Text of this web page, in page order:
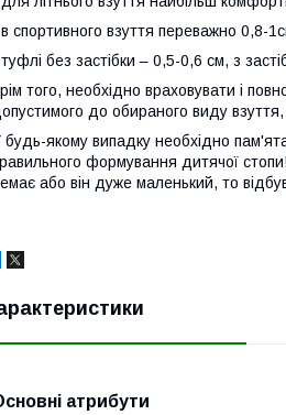
спортивного взуття переважно 0,8-
без застібки – 0,5-0,6 см, з
того, необхідно враховувати і
до обираного виду
будь-якому випадку необхідно
формування дитячої
або він дуже маленький, то
атрибути